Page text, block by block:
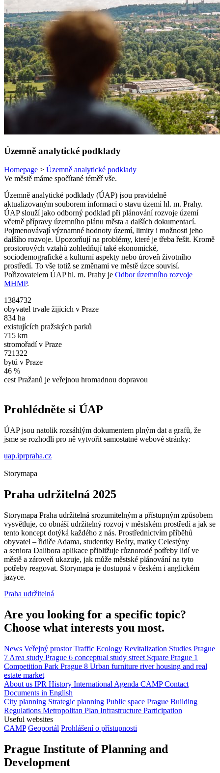
Územně analytické podklady
Homepage > Územně analytické podklady
Ve městě máme spočítané téměř vše.
Územně analytické podklady (ÚAP) jsou pravidelně
aktualizovaným souborem informací o stavu území hl. m. Prahy.
ÚAP slouží jako odborný podklad při plánování rozvoje území
včetně přípravy územního plánu města a dalších dokumentací.
Pojmenovávají významné hodnoty území, limity i možnosti jeho
dalšího rozvoje. Upozorňují na problémy, které je třeba řešit. Kromě
prostorových vztahů zohledňují také ekonomické,
sociodemografické a kulturní aspekty nebo úroveň životního
prostředí. To vše totiž se změnami ve městě úzce souvisí.
Pořizovatelem ÚAP hl. m. Prahy je Odbor územního rozvoje
MHMP.
1384732
obyvatel trvale žijících v Praze
834 ha
existujících pražských parků
715 km
stromořadí v Praze
721322
bytů v Praze
46 %
cest Pražanů je veřejnou hromadnou dopravou
Prohlédněte si ÚAP
ÚAP jsou natolik rozsáhlým dokumentem plným dat a grafů, že
jsme se rozhodli pro ně vytvořit samostatné webové stránky:
uap.iprpraha.cz
Storymapa
Praha udržitelná 2025
Storymapa Praha udržitelná srozumitelným a přístupným způsobem
vysvětluje, co obnáší udržitelný rozvoj v městském prostředí a jak se
tento koncept dotýká každého z nás. Prostřednictvím příběhů
obyvatel – řidiče Adama, studentky Beáty, matky Celestýny
a seniora Dalibora aplikace přibližuje různorodé potřeby lidí ve
městě a zároveň ukazuje, jak může městské plánování na tyto
potřeby reagovat. Storymapa je dostupná v českém i anglickém
jazyce.
Praha udržitelná
Are you looking for a specific topic?
Choose what interests you most.
News Veřejný prostorTraffic Ecology Revitalization Studies Prague
7 Area study Prague 6 conceptual study street Square Prague 1
Competition Park Prague 8 Urban furniture riverhousing and real
estate market
About us IPR History International Agenda CAMPContact
Documents in English
City planning Strategic planning Public space Prague Building
Regulations Metropolitan Plan Infrastructure Participation
Useful websites
CAMP Geoportál Prohlášení o přístupnosti
Prague Institute of Planning and
Development